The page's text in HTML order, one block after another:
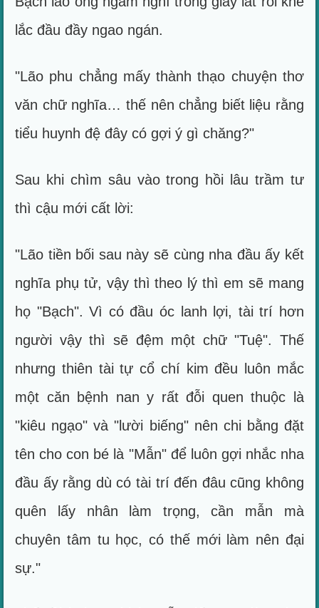
lắc đầu đầy ngao ngán.
"Lão phu chẳng mấy thành thạo chuyện thơ
văn chữ nghĩa… thế nên chẳng biết liệu rằng
tiểu huynh đệ đây có gợi ý gì chăng?"
Sau khi chìm sâu vào trong hồi lâu trầm tư
thì cậu mới cất lời:
"Lão tiền bối sau này sẽ cùng nha đầu ấy kết
nghĩa phụ tử, vậy thì theo lý thì em sẽ mang
họ "Bạch". Vì có đầu óc lanh lợi, tài trí hơn
người vậy thì sẽ đệm một chữ "Tuệ". Thế
nhưng thiên tài tự cổ chí kim đều luôn mắc
một căn bệnh nan y rất đỗi quen thuộc là
"kiêu ngạo" và "lười biếng" nên chi bằng đặt
tên cho con bé là "Mẫn" để luôn gợi nhắc nha
đầu ấy rằng dù có tài trí đến đâu cũng không
quên lấy nhân làm trọng, cần mẫn mà
chuyên tâm tu học, có thế mới làm nên đại
sự."